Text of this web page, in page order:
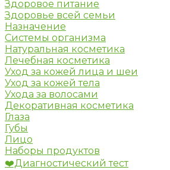
Здоровое питание
Здоровье всей семьи
Назначение
Системы организма
Натуральная косметика
Лечебная косметика
Уход за кожей лица и шеи
Уход за кожей тела
Ухода за волосами
Декоративная косметика
Глаза
Губы
Лицо
Наборы продуктов
❤️Диагностический тест